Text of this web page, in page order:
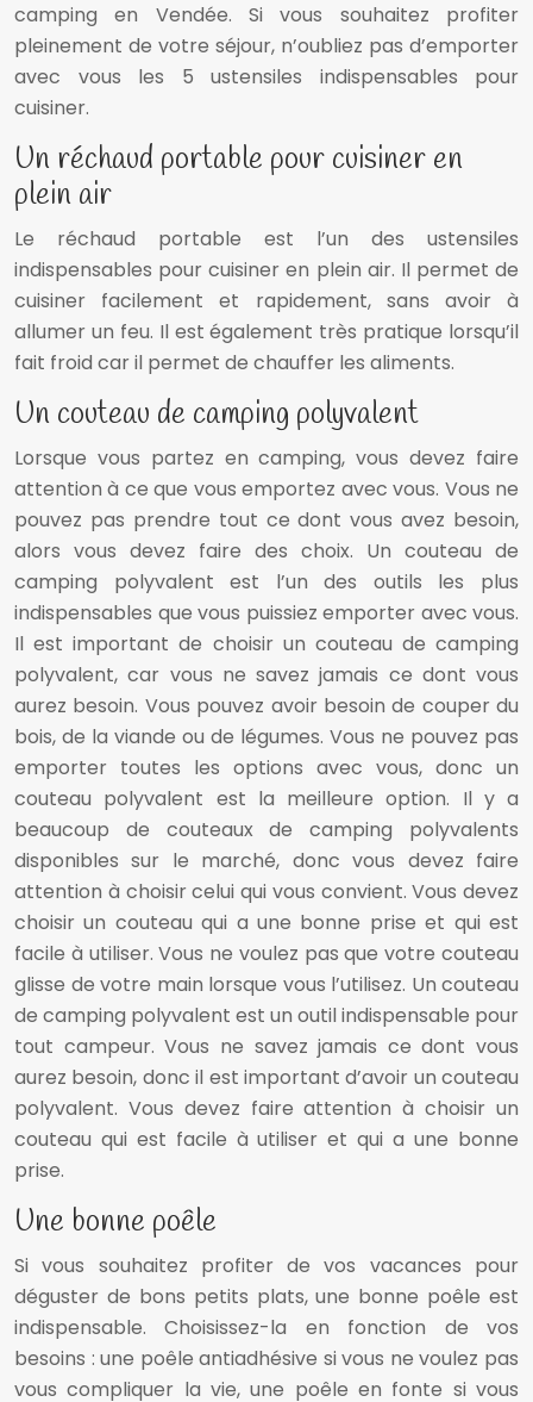
camping en Vendée. Si vous souhaitez profiter
pleinement de votre séjour, n’oubliez pas d’emporter
avec vous les 5 ustensiles indispensables pour
cuisiner.
Un réchaud portable pour cuisiner en
plein air
Le réchaud portable est l’un des ustensiles
indispensables pour cuisiner en plein air. Il permet de
cuisiner facilement et rapidement, sans avoir à
allumer un feu. Il est également très pratique lorsqu’il
fait froid car il permet de chauffer les aliments.
Un couteau de camping polyvalent
Lorsque vous partez en camping, vous devez faire
attention à ce que vous emportez avec vous. Vous ne
pouvez pas prendre tout ce dont vous avez besoin,
alors vous devez faire des choix. Un couteau de
camping polyvalent est l’un des outils les plus
indispensables que vous puissiez emporter avec vous.
Il est important de choisir un couteau de camping
polyvalent, car vous ne savez jamais ce dont vous
aurez besoin. Vous pouvez avoir besoin de couper du
bois, de la viande ou de légumes. Vous ne pouvez pas
emporter toutes les options avec vous, donc un
couteau polyvalent est la meilleure option. Il y a
beaucoup de couteaux de camping polyvalents
disponibles sur le marché, donc vous devez faire
attention à choisir celui qui vous convient. Vous devez
choisir un couteau qui a une bonne prise et qui est
facile à utiliser. Vous ne voulez pas que votre couteau
glisse de votre main lorsque vous l’utilisez. Un couteau
de camping polyvalent est un outil indispensable pour
tout campeur. Vous ne savez jamais ce dont vous
aurez besoin, donc il est important d’avoir un couteau
polyvalent. Vous devez faire attention à choisir un
couteau qui est facile à utiliser et qui a une bonne
prise.
Une bonne poêle
Si vous souhaitez profiter de vos vacances pour
déguster de bons petits plats, une bonne poêle est
indispensable. Choisissez-la en fonction de vos
besoins : une poêle antiadhésive si vous ne voulez pas
vous compliquer la vie, une poêle en fonte si vous